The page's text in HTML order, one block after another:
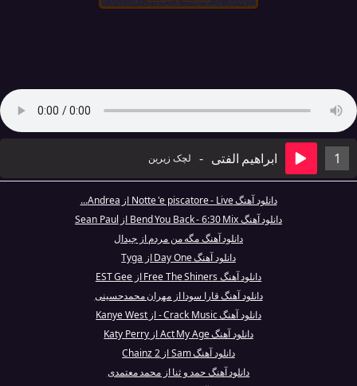
1 ابراهیم الفتی - لچک زیرین
دانلود آهنگ Notte 'e piscatore - Live از Andrea...
دانلود آهنگ Bend You Back - 6:30 Mix از Sean Paul
دانلود آهنگ مگه من مردم از جیدال
دانلود آهنگ Day One از Tyga
دانلود آهنگ Free The Shiners از EST Gee
دانلود آهنگ قارا سودا از مهران محمدحسینی
دانلود آهنگ Crack Music - از Kanye West
دانلود آهنگ Act My Age از Katy Perry
دانلود آهنگ Sam از 2 Chainz
دانلود آهنگ حمد و ثنا از محمد معتمدی